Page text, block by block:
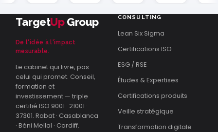
TargetUpGroup
De l'idée à l'impact
mesurable.
Le cabinet qui livre, pas
celui qui promet. Conseil,
formation et
investissement — triple
certifié ISO 9001 · 21001 ·
37301. Rabat · Casablanca
· Béni Mellal · Cardiff.
CONSULTING
Lean Six Sigma
Certifications ISO
ESG / RSE
Études & Expertises
Certifications produits
Veille stratégique
Transformation digitale